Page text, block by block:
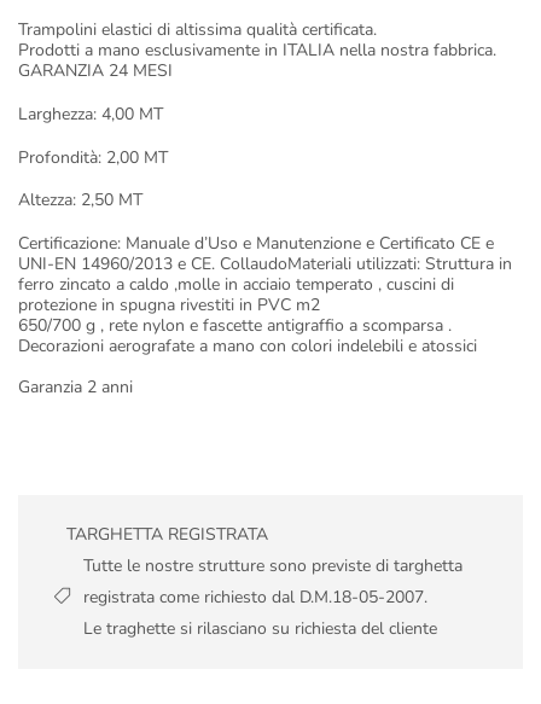
Trampolini elastici di altissima qualità certificata.
Prodotti a mano esclusivamente in ITALIA nella nostra fabbrica.
GARANZIA 24 MESI
Larghezza: 4,00 MT
Profondità: 2,00 MT
Altezza: 2,50 MT
Certificazione: Manuale d’Uso e Manutenzione e Certificato CE e
UNI-EN 14960/2013 e CE. CollaudoMateriali utilizzati: Struttura in
ferro zincato a caldo ,molle in acciaio temperato , cuscini di
protezione in spugna rivestiti in PVC m2
650/700 g , rete nylon e fascette antigraffio a scomparsa .
Decorazioni aerografate a mano con colori indelebili e atossici
Garanzia 2 anni
TARGHETTA REGISTRATA
Tutte le nostre strutture sono previste di targhetta
registrata come richiesto dal D.M.18-05-2007.
Le traghette si rilasciano su richiesta del cliente